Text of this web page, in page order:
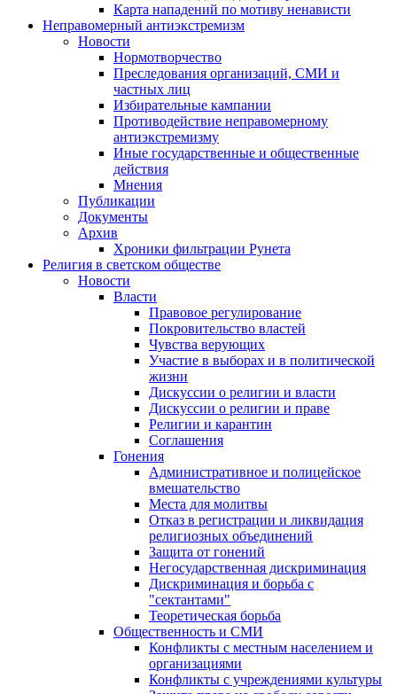
Карта нападений по мотиву ненависти
Неправомерный антиэкстремизм
Новости
Нормотворчество
Преследования организаций, СМИ и
частных лиц
Избирательные кампании
Противодействие неправомерному
антиэкстремизму
Иные государственные и общественные
действия
Мнения
Публикации
Документы
Архив
Хроники фильтрации Рунета
Религия в светском обществе
Новости
Власти
Правовое регулирование
Покровительство властей
Чувства верующих
Участие в выборах и в политической
жизни
Дискуссии о религии и власти
Дискуссии о религии и праве
Религии и карантин
Соглашения
Гонения
Административное и полицейское
вмешательство
Места для молитвы
Отказ в регистрации и ликвидация
религиозных объединений
Защита от гонений
Негосударственная дискриминация
Дискриминация и борьба с
"сектантами"
Теоретическая борьба
Общественность и СМИ
Конфликты с местным населением и
организациями
Конфликты с учреждениями культуры